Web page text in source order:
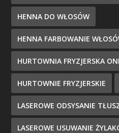
HENNA DO WŁOSÓW
HENNA FARBOWANIE
HURTOWNIA FRYZJERSKA
HURTOWNIE FRYZJERSKIE
LASEROWE ODSYSANIE
LASEROWE USUWANIE